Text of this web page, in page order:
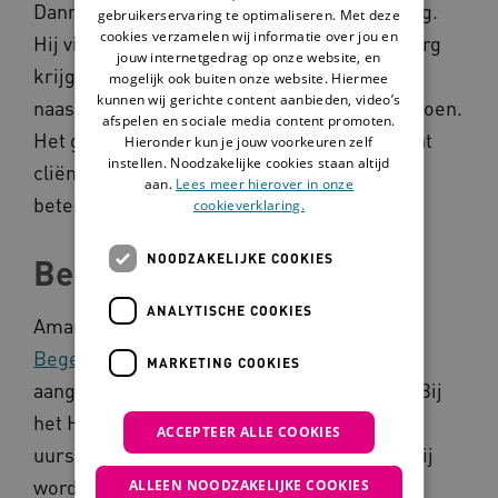
Danny wil graag bijdragen aan passende zorg.
Hij vind het belangrijk dat cliënten goede zorg
krijgen en zich prettig voelen. Hij wil graag
naast de cliënten gaan staan en het samen doen.
Het geeft Danny veel inspiratie als hij ziet dat
cliënten stappen maken en dat cliënten zich
beter gaan voelen.
Begeleiding à la carte
Amarant doet mee aan het programma
Begeleiding à la carte. Zij hebben zich
aangesloten bij de aanpak van het
. Bij
het Houvast huren cliënten met een 24-
uursindicatie hun eigen woning in de wijk. Zij
worden begeleid door een eigen kernteam.
gebruikerservaring te optimaliseren. Met deze
cookies verzamelen wij informatie over jou en
jouw internetgedrag op onze website, en
mogelijk ook buiten onze website. Hiermee
kunnen wij gerichte content aanbieden, video’s
afspelen en sociale media content promoten.
Hieronder kun je jouw voorkeuren zelf
instellen. Noodzakelijke cookies staan altijd
aan. Lees meer hierover in onze
cookieverklaring.
NOODZAKELIJKE COOKIES
ANALYTISCHE COOKIES
MARKETING COOKIES
ACCEPTEER ALLE COOKIES
ALLEEN NOODZAKELIJKE COOKIES